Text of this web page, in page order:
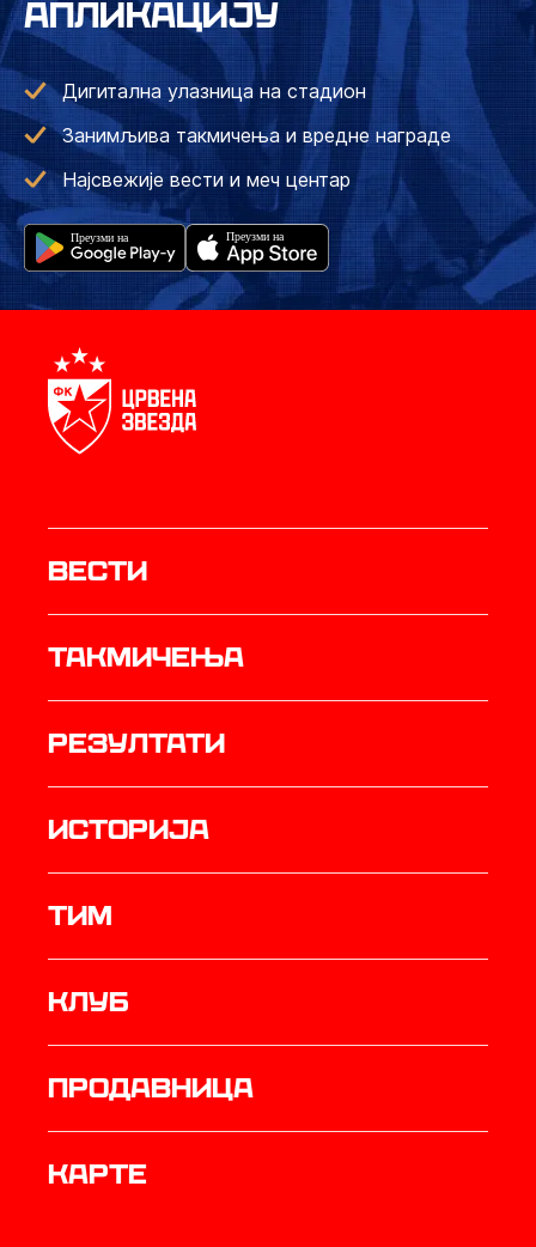
АПЛИКАЦИЈУ
Дигитална улазница на стадион
Занимљива такмичења и вредне награде
Најсвежије вести и меч центар
Вести
Такмичења
резултати
историја
ТИМ
Клуб
продавница
Карте